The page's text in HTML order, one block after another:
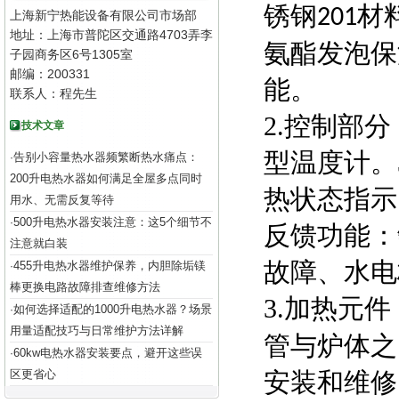
上海新宁热能设备有限公司市场部
地址：上海市普陀区交通路4703弄李
子园商务区6号1305室
邮编：200331
联系人：程先生
技术文章
·告别小容量热水器频繁断热水痛点：
200升电热水器如何满足全屋多点同时
用水、无需反复等待
·500升电热水器安装注意：这5个细节不
注意就白装
·455升电热水器维护保养，内胆除垢镁
棒更换电路故障排查维修方法
·如何选择适配的1000升电热水器？场景
用量适配技巧与日常维护方法详解
·60kw电热水器安装要点，避开这些误
区更省心
锈钢201材
氨酯发泡
能。
2.控制部
型温度计
热状态指
反馈功能
故障、水
3.加热元
管与炉体
安装和维